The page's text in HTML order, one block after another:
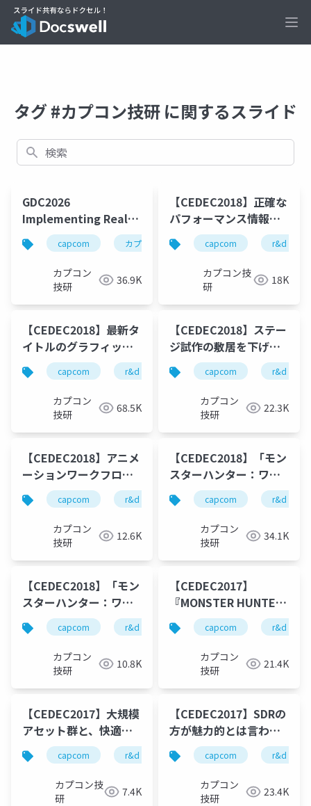
タグ #カプコン技研 に関するスライド
検索
GDC2026
Implementing Real-
Time Path Tracing in
RE ENGINE for
'Resident Evil
Requiem' and
'PRAGMATA'
capcom カプコン カプコン技研 re
カプコン
技研
36.9K
【CEDEC2018】正確な
パフォーマンス情報を
毎日蓄積！RE ENGINE
タイトルを支える自動
計測レポート
capcom r&d
カプコン技
研
18K
【CEDEC2018】最新タ
イトルのグラフィック
ス最適化事例
capcom r&d カプコン カプコン技研
カプコン
技研
68.5K
【CEDEC2018】ステー
ジ試作の敷居を下げる
「丁度いい3Dモデリン
グ機能」の内製ゲーム
エンジンへの導入
capcom r&d
カプコン
技研
22.3K
【CEDEC2018】アニメ
ーションワークフロー
改善のためのRE
ENGINEとDCCツールの
アニメーション同期再
生システム
capcom r&d カプコン カプコン技研
カプコン
技研
12.6K
【CEDEC2018】「モン
スターハンター：ワー
ルド」の最適化事例
現代機のスペックを活
かすための取組
capcom r&d
カプコン
技研
34.1K
【CEDEC2018】「モン
スターハンター：ワー
ルド」におけるファイ
ルIO最適化
capcom r&d カプコン カプコン技研
カプコン
技研
10.8K
【CEDEC2017】
『MONSTER HUNTER
WORLD』における快適
な作業環境へのアプロ
capcom r&d
カプコン
技研
21.4K
【CEDEC2017】大規模
アセット群と、快適な
ユーザー作業環境に対
してのアプローチ
capcom r&d カプコン カプコン技研
カプコン技
研
7.4K
【CEDEC2017】SDRの
方が魅力的とは言わせ
ない! ～最新タイトルの
HDR対応～
capcom r&d
カプコン
技研
23.4K